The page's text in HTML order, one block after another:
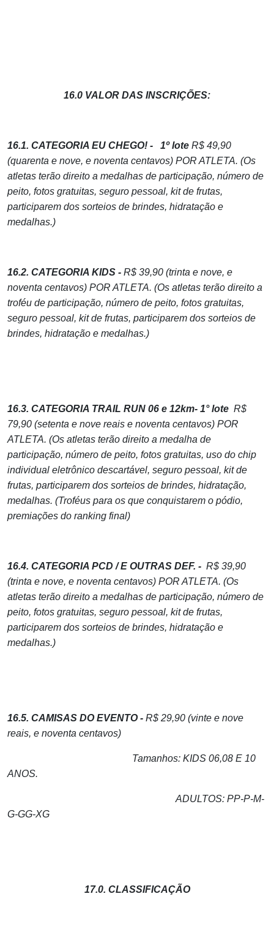
16.0 VALOR DAS INSCRIÇÕES:
16.1. CATEGORIA EU CHEGO! - 1º lote R$ 49,90
(quarenta e nove, e noventa centavos) POR ATLETA. (Os
atletas terão direito a medalhas de participação, número de
peito, fotos gratuitas, seguro pessoal, kit de frutas,
participarem dos sorteios de brindes, hidratação e
medalhas.)
16.2. CATEGORIA KIDS - R$ 39,90 (trinta e nove, e
noventa centavos) POR ATLETA. (Os atletas terão direito a
troféu de participação, número de peito, fotos gratuitas,
seguro pessoal, kit de frutas, participarem dos sorteios de
brindes, hidratação e medalhas.)
16.3. CATEGORIA TRAIL RUN 06 e 12km- 1° lote R$
79,90 (setenta e nove reais e noventa centavos) POR
ATLETA. (Os atletas terão direito a medalha de
participação, número de peito, fotos gratuitas, uso do chip
individual eletrônico descartável, seguro pessoal, kit de
frutas, participarem dos sorteios de brindes, hidratação,
medalhas. (Troféus para os que conquistarem o pódio,
premiações do ranking final)
16.4. CATEGORIA PCD / E OUTRAS DEF. - R$ 39,90
(trinta e nove, e noventa centavos) POR ATLETA. (Os
atletas terão direito a medalhas de participação, número de
peito, fotos gratuitas, seguro pessoal, kit de frutas,
participarem dos sorteios de brindes, hidratação e
medalhas.)
16.5. CAMISAS DO EVENTO - R$ 29,90 (vinte e nove
reais, e noventa centavos)
Tamanhos: KIDS 06,08 E 10
ANOS.
ADULTOS: PP-P-M-
G-GG-XG
17.0. CLASSIFICAÇÃO